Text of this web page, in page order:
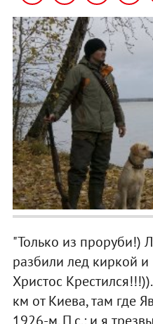
"Только из проруби!)
разбили лед киркой
Христос
км от Киева, там где